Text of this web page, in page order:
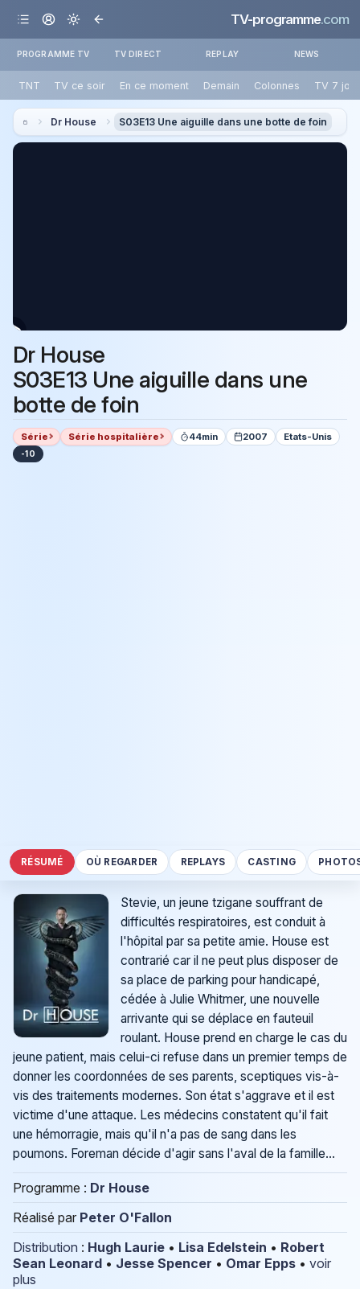
TV-programme.com
PROGRAMME TV TV DIRECT REPLAY NEWS
TNT TV ce soir En ce moment Demain Colonnes TV 7
Dr House S03E13 Une aiguille dans une botte de foin
Dr House
S03E13 Une aiguille dans une
botte de foin
Série Série hospitalière 44min 2007 Etats-Unis
-10
RÉSUMÉ OÙ REGARDER REPLAYS CASTING
Stevie, un jeune tzigane souffrant de
difficultés respiratoires, est conduit à
l'hôpital par sa petite amie. House est
contrarié car il ne peut plus disposer de
sa place de parking pour handicapé,
cédée à Julie Whitmer, une nouvelle
arrivante qui se déplace en fauteuil
roulant. House prend en charge le cas du
jeune patient, mais celui-ci refuse dans un premier temps de
donner les coordonnées de ses parents, sceptiques vis-à-
vis des traitements modernes. Son état s'aggrave et il est
victime d'une attaque. Les médecins constatent qu'il fait
une hémorragie, mais qu'il n'a pas de sang dans les
poumons. Foreman décide d'agir sans l'aval de la famille...
Programme : Dr House
Réalisé par Peter O'Fallon
Distribution : Hugh Laurie • Lisa Edelstein • Robert
Sean Leonard • Jesse Spencer • Omar Epps • voir
plus